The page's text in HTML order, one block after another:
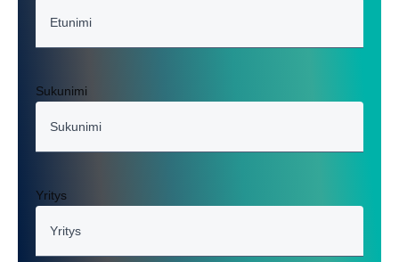
Sukunimi
Yritys